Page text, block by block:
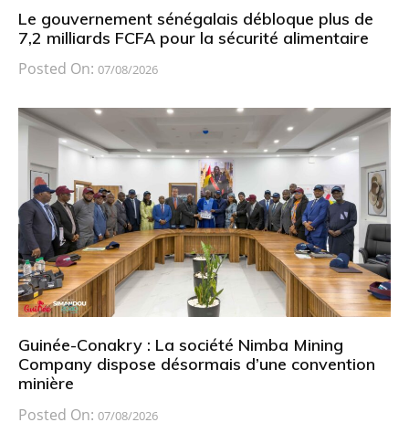
Le gouvernement sénégalais débloque plus de
7,2 milliards FCFA pour la sécurité alimentaire
Posted On: 07/08/2026
Guinée-Conakry : La société Nimba Mining
Company dispose désormais d’une convention
minière
Posted On: 07/08/2026